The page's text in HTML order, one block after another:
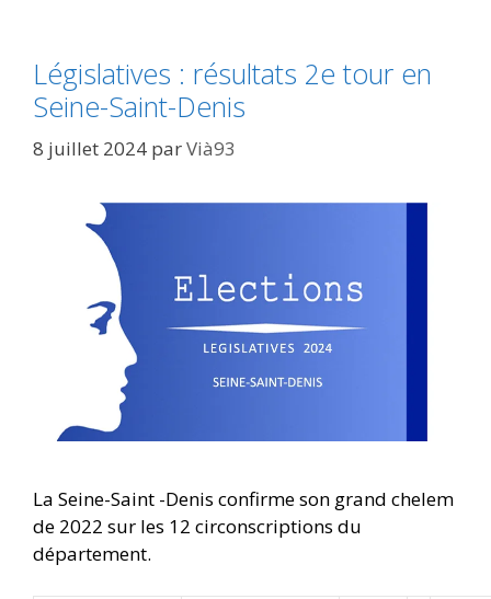
Législatives : résultats 2e tour en
Seine-Saint-Denis
8 juillet 2024 parVià93
La Seine-Saint -Denis confirme son grand chelem
de 2022 sur les 12 circonscriptions du
département.